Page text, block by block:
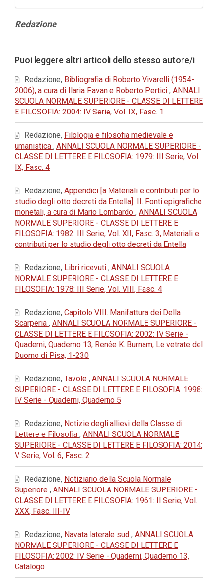
Contenuto
Redazione
dell'articolo
Puoi leggere altri articoli dello stesso autore/i
Redazione, Bibliografia di Roberto Vivarelli (1954-
2006), a cura di Ilaria Pavan e Roberto Pertici , ANNALI
SCUOLA NORMALE SUPERIORE - CLASSE DI LETTERE
E FILOSOFIA: 2004: IV Serie, Vol. IX, Fasc. 1
Redazione, Filologia e filosofia medievale e
umanistica , ANNALI SCUOLA NORMALE SUPERIORE -
CLASSE DI LETTERE E FILOSOFIA: 1979: III Serie, Vol.
IX, Fasc. 4
Redazione, Appendici [a Materiali e contributi per lo
studio degli otto decreti da Entella]: II. Fonti epigrafiche
monetali, a cura di Mario Lombardo , ANNALI SCUOLA
NORMALE SUPERIORE - CLASSE DI LETTERE E
FILOSOFIA: 1982: III Serie, Vol. XII, Fasc. 3, Materiali e
contributi per lo studio degli otto decreti da Entella
Redazione, Libri ricevuti , ANNALI SCUOLA
NORMALE SUPERIORE - CLASSE DI LETTERE E
FILOSOFIA: 1978: III Serie, Vol. VIII, Fasc. 4
Redazione, Capitolo VIII. Manifattura dei Della
Scarperia , ANNALI SCUOLA NORMALE SUPERIORE -
CLASSE DI LETTERE E FILOSOFIA: 2002: IV Serie -
Quaderni, Quaderno 13, Renée K. Burnam, Le vetrate del
Duomo di Pisa, 1-230
Redazione, Tavole , ANNALI SCUOLA NORMALE
SUPERIORE - CLASSE DI LETTERE E FILOSOFIA: 1998:
IV Serie - Quaderni, Quaderno 5
Redazione, Notizie degli allievi della Classe di
Lettere e Filosofia , ANNALI SCUOLA NORMALE
SUPERIORE - CLASSE DI LETTERE E FILOSOFIA: 2014:
V Serie, Vol. 6, Fasc. 2
Redazione, Notiziario della Scuola Normale
Superiore , ANNALI SCUOLA NORMALE SUPERIORE -
CLASSE DI LETTERE E FILOSOFIA: 1961: II Serie, Vol.
XXX, Fasc. III-IV
Redazione, Navata laterale sud , ANNALI SCUOLA
NORMALE SUPERIORE - CLASSE DI LETTERE E
FILOSOFIA: 2002: IV Serie - Quaderni, Quaderno 13,
Catalogo